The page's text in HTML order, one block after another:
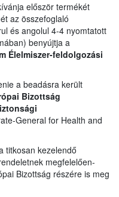
először termékét
az összefoglaló
és angolul 4-4 nyomtatott
benyújtja a
Élelmiszer-feldolgozási
a beadásra került
Bizottság
General for Health and
titkosan kezelendő
megfelelően-
Bizottság részére is meg